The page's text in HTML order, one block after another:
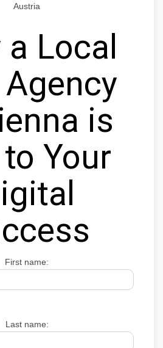
Austria
Local
Agency
is
Your
First name:
Last name: